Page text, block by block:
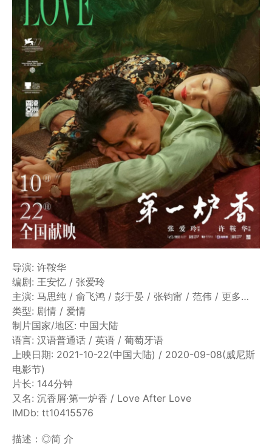
导演: 许鞍华
编剧: 王安忆 / 张爱玲
主演: 马思纯 / 俞飞鸿 / 彭于晏 / 张钧甯 / 范伟 / 更多…
类型: 剧情 / 爱情
制片国家/地区: 中国大陆
语言: 汉语普通话 / 英语 / 葡萄牙语
上映日期: 2021-10-22(中国大陆) / 2020-09-08(威尼斯
电影节)
片长: 144分钟
又名: 沉香屑·第一炉香 / Love After Love
IMDb: tt10415576
描述：◎简 介